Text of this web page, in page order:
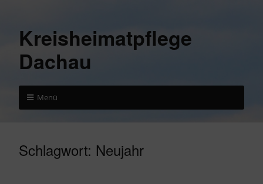
Kreisheimatpflege
Dachau
Menü
Schlagwort: Neujahr